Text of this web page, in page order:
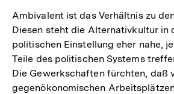
Ambivalent ist das Verhältnis zu
Diesen steht die Alternativkultur in
politischen Einstellung eher nahe,
Teile des politischen Systems
Die Gewerkschaften fürchten, daß
gegenökonomischen